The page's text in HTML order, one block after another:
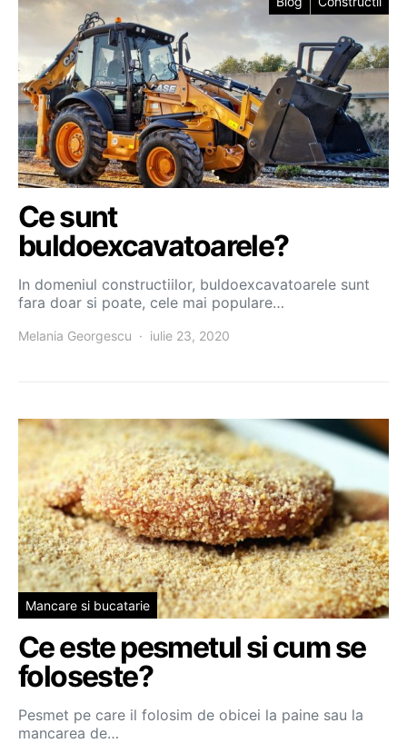
Ce sunt
buldoexcavatoarele?
In domeniul constructiilor, buldoexcavatoarele sunt
fara doar si poate, cele mai populare…
Melania Georgescu iulie 23, 2020
Mancare si bucatarie
Ce este pesmetul si cum se
foloseste?
Pesmet pe care il folosim de obicei la paine sau la
mancarea de…